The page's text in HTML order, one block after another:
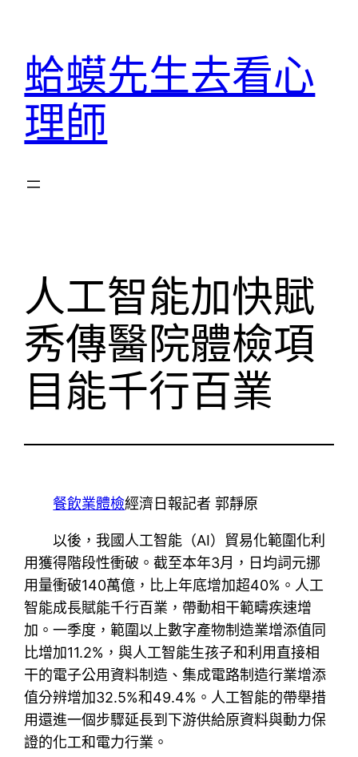
蛤蟆先生去看心
理師
人工智能加快賦
秀傳醫院體檢項
目能千行百業
餐飲業體檢經濟日報記者 郭靜原
以後，我國人工智能（AI）貿易化範圍化利
用獲得階段性衝破。截至本年3月，日均詞元挪
用量衝破140萬億，比上年底增加超40%。人工
智能成長賦能千行百業，帶動相干範疇疾速增
加。一季度，範圍以上數字產物制造業增添值同
比增加11.2%，與人工智能生孩子和利用直接相
干的電子公用資料制造、集成電路制造行業增添
值分辨增加32.5%和49.4%。人工智能的帶舉措
用還進一個步驟延長到下游供給原資料與動力保
證的化工和電力行業。